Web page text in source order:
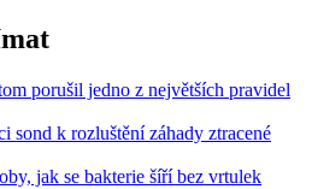
porušil jedno z největších pravidel
k rozluštění záhady ztracené
jak se bakterie šíří bez vrtulek